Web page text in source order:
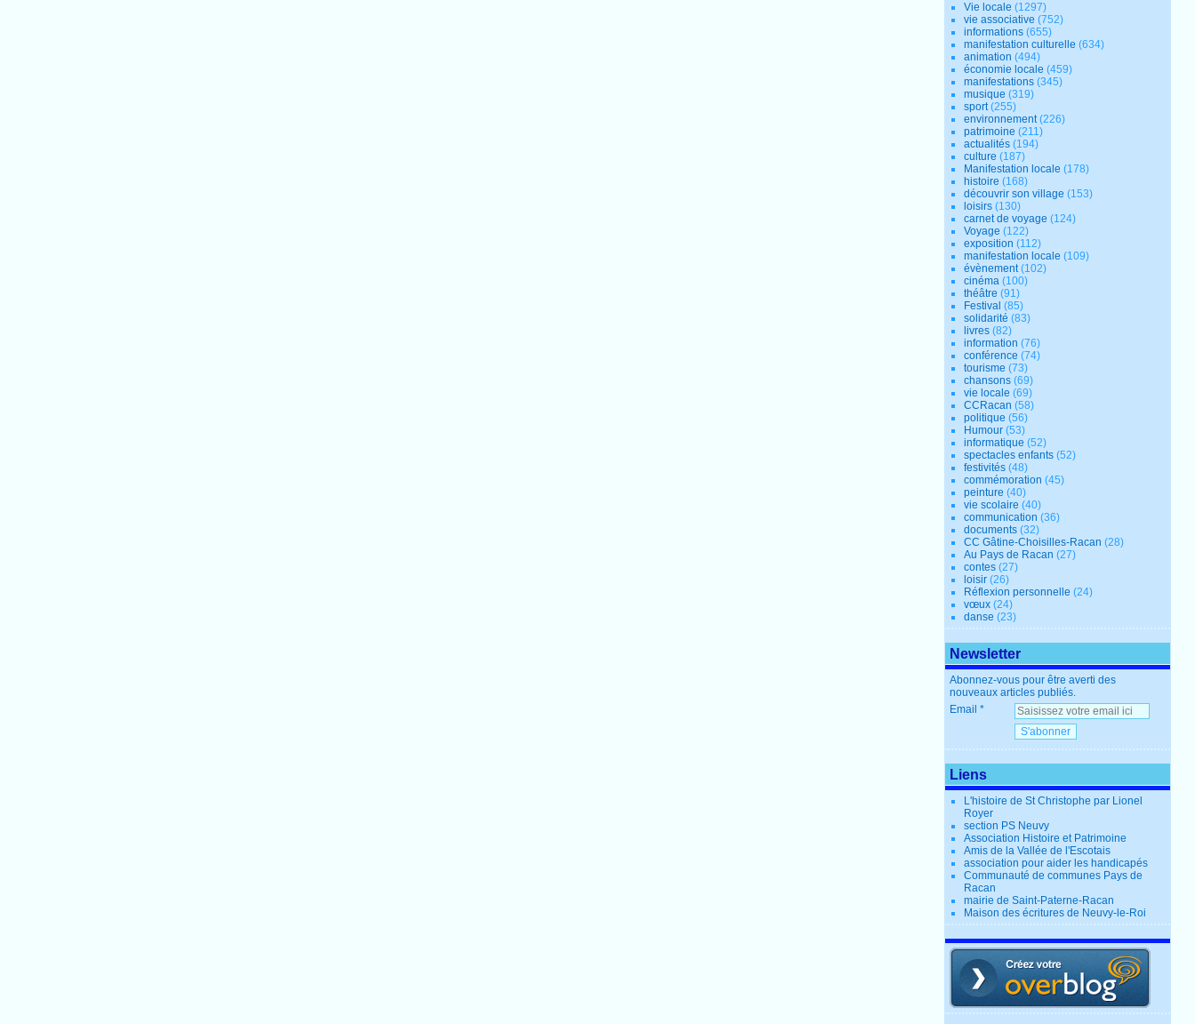
Vie locale (1297)
vie associative (752)
informations (655)
manifestation culturelle (634)
animation (494)
économie locale (459)
manifestations (345)
musique (319)
sport(255)
environnement(226)
patrimoine (211)
actualités (194)
culture (187)
Manifestation locale (178)
histoire (168)
découvrir son village (153)
loisirs (130)
carnet de voyage (124)
Voyage (122)
exposition (112)
manifestation locale (109)
évènement(102)
cinéma (100)
théâtre (91)
Festival (85)
solidarité (83)
livres (82)
information (76)
conférence (74)
tourisme (73)
chansons (69)
vie locale (69)
CCRacan (58)
politique (56)
Humour (53)
informatique (52)
spectacles enfants (52)
festivités (48)
commémoration (45)
peinture (40)
vie scolaire (40)
communication (36)
documents (32)
CC Gâtine-Choisilles-Racan (28)
Au Pays de Racan (27)
contes (27)
loisir (26)
Réflexion personnelle (24)
vœux (24)
danse (23)
Newsletter
Abonnez-vous pour être averti des
nouveaux articles publiés.
Email
Liens
L'histoire de St Christophe par Lionel
Royer
section PS Neuvy
Association Histoire et Patrimoine
Amis de la Vallée de l'Escotais
association pour aider les handicapés
Communauté de communes Pays de
Racan
mairie de Saint-Paterne-Racan
Maison des écritures de Neuvy-le-Roi